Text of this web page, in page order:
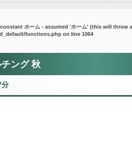
ホーム - assumed 'ホーム' (this will throw
functions.php on line 1064
ング 秋
分